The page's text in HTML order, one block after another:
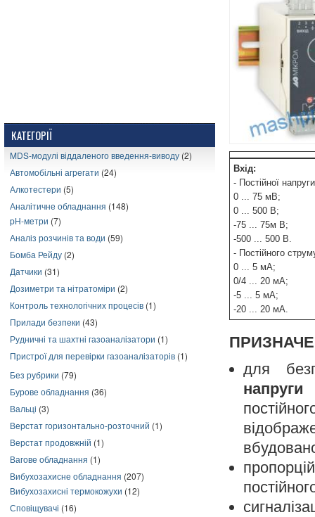
КАТЕГОРІЇ
MDS-модулі віддаленого введення-виводу (2)
Автомобільні агрегати (24)
Алкотестери (5)
Аналітичне обладнання (148)
pH-метри (7)
Аналіз розчинів та води (59)
Бомба Рейду (2)
Датчики (31)
Дозиметри та нітратоміри (2)
Контроль технологічних процесів (1)
Прилади безпеки (43)
Рудничні та шахтні газоаналізатори (1)
Пристрої для перевірки газоаналізаторів (1)
Без рубрики (79)
Бурове обладнання (36)
Вальці (3)
Верстат горизонтально-розточний (1)
Верстат продовжній (1)
Вагове обладнання (1)
Вибухозахисне обладнання (207)
Вибухозахисні термокожухи (12)
Сповіщувачі (16)
Вхід:
- Постійної
0 ... 75 мВ;
0 ... 500 В;
-75 ... 75м В;
-500 ... 500 В.
- Постійного
0 ... 5 мА;
0/4 ... 20 мА;
-5 ... 5 мА;
-20 ... 20 мА.
для